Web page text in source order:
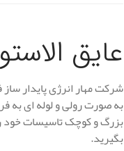
عایق
شرکت مهار انرژی پایدار
به صورت رولی و لوله ای به
بزرگ و کوچک تاسیسات خود
بگیرید.